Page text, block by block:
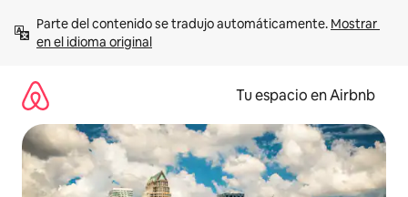
contenido
Parte del contenido se tradujo automáticamente. Mostrar
en el idioma original
Tu espacio en Airbnb